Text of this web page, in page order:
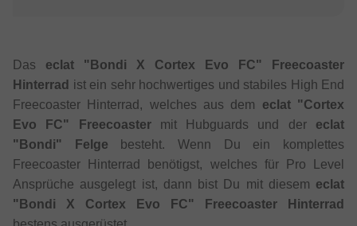
Das eclat "Bondi X Cortex Evo FC" Freecoaster
Hinterrad ist ein sehr hochwertiges und stabiles High End
Freecoaster Hinterrad, welches aus dem eclat "Cortex
Evo FC" Freecoastermit Hubguards und der eclat
"Bondi" Felge besteht. Wenn Du ein komplettes
Freecoaster Hinterrad benötigst, welches für Pro Level
Ansprüche ausgelegt ist, dann bist Du mit diesem eclat
"Bondi X Cortex Evo FC" Freecoaster Hinterrad